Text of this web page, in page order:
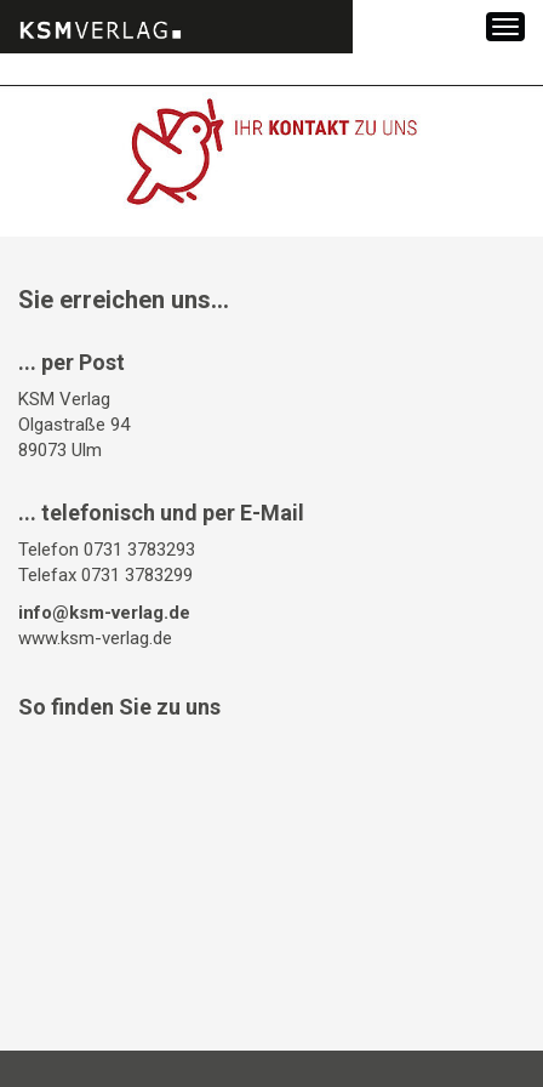
Sie erreichen uns...
... per Post
KSM Verlag
Olgastraße 94
89073 Ulm
... telefonisch und per E-Mail
Telefon 0731 3783293
Telefax 0731 3783299
info@ksm-verlag.de
www.ksm-verlag.de
So finden Sie zu uns